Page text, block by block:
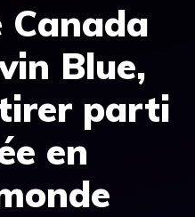
Canada
Blue,
parti
en